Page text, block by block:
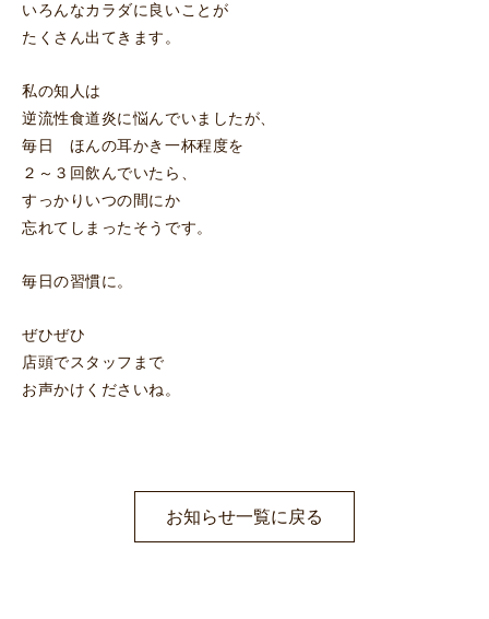
いろんなカラダに良いことが
たくさん出てきます。
私の知人は
逆流性食道炎に悩んでいましたが、
毎日 ほんの耳かき一杯程度を
２～３回飲んでいたら、
すっかりいつの間にか
忘れてしまったそうです。
毎日の習慣に。
ぜひぜひ
店頭でスタッフまで
お声かけくださいね。
お知らせ一覧に戻る